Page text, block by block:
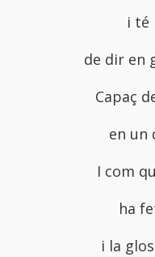
i té
de dir en
Capaç
en un
I com
ha
i la